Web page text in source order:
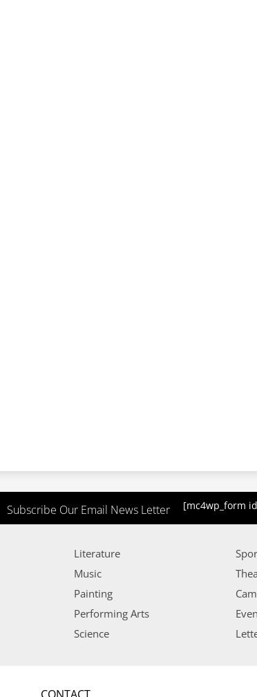
Subscribe Our Email News Letter [mc4wp_form
Literature
Music
Painting
Performing Arts
Science